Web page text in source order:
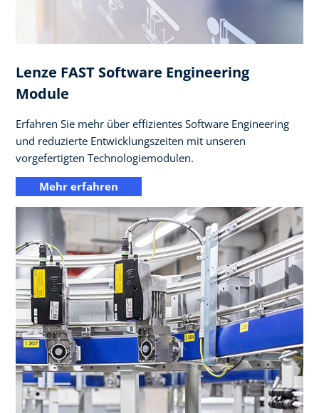
Lenze FAST Software Engineering
Module
Erfahren Sie mehr über effizientes Software Engineering
und reduzierte Entwicklungszeiten mit unseren
vorgefertigten Technologiemodulen.
Mehr erfahren